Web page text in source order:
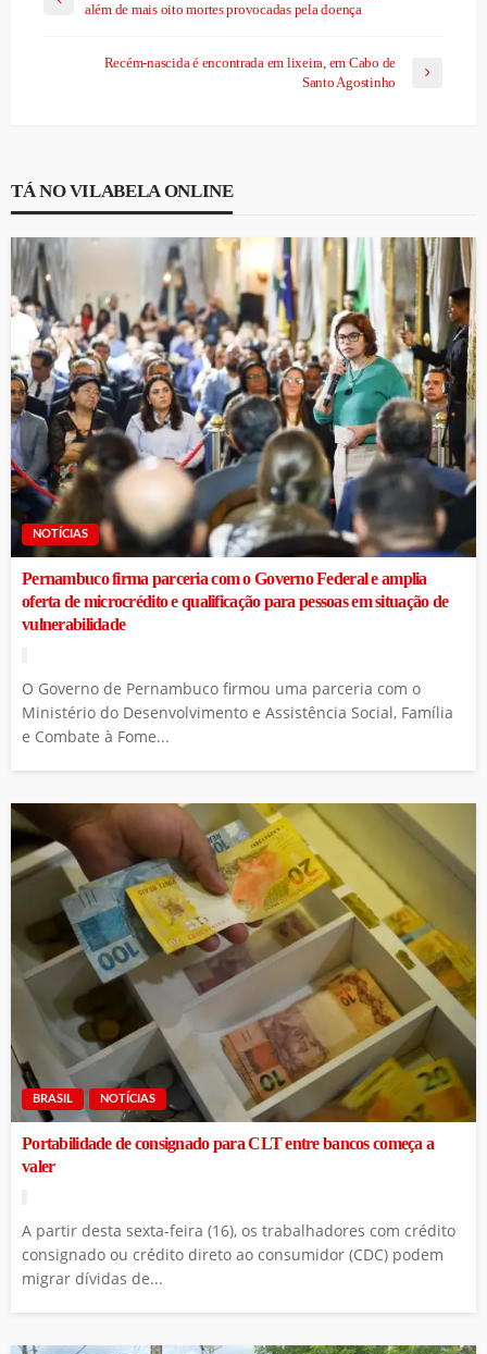
além de mais oito mortes provocadas pela doença
Recém-nascida é encontrada em lixeira, em Cabo de
Santo Agostinho
TÁ NO VILABELA ONLINE
NOTÍCIAS
Pernambuco firma parceria com o Governo Federal e amplia
oferta de microcrédito e qualificação para pessoas em situação de
vulnerabilidade
O Governo de Pernambuco firmou uma parceria com o
Ministério do Desenvolvimento e Assistência Social, Família
e Combate à Fome...
BRASIL NOTÍCIAS
Portabilidade de consignado para CLT entre bancos começa a
valer
A partir desta sexta-feira (16), os trabalhadores com crédito
consignado ou crédito direto ao consumidor (CDC) podem
migrar dívidas de...